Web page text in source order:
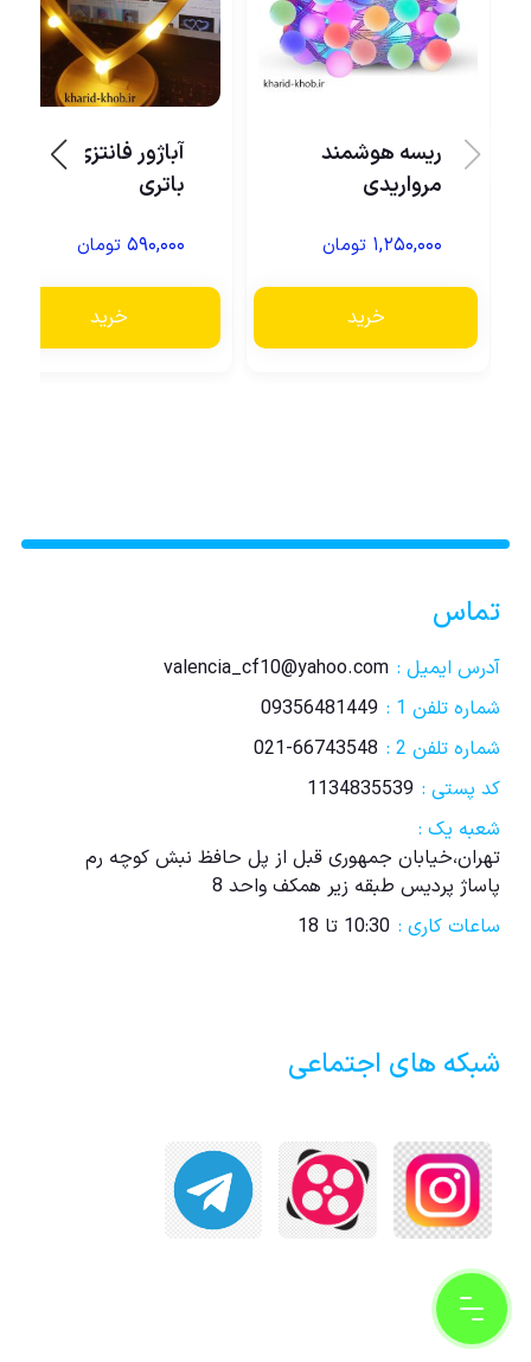
ریسه هوشمند
مرواریدی
۱,۲۵۰,۰۰۰ تومان
خرید
آباژور فانتزی
باتری
۵۹۰,۰۰۰ تومان
خرید
تماس
آدرس ایمیل : valencia_cf10@yahoo.com
شماره تلفن 1 :
09356481449
شماره تلفن 2 :
021-66743548
کد پستی : 1134835539
شعبه یک :
تهران،خیابان جمهوری قبل از پل حافظ نبش کوچه رم
پاساژ پردیس طبقه زیر همکف واحد 8
ساعات کاری : 10:30 تا 18
شبکه های اجتماعی